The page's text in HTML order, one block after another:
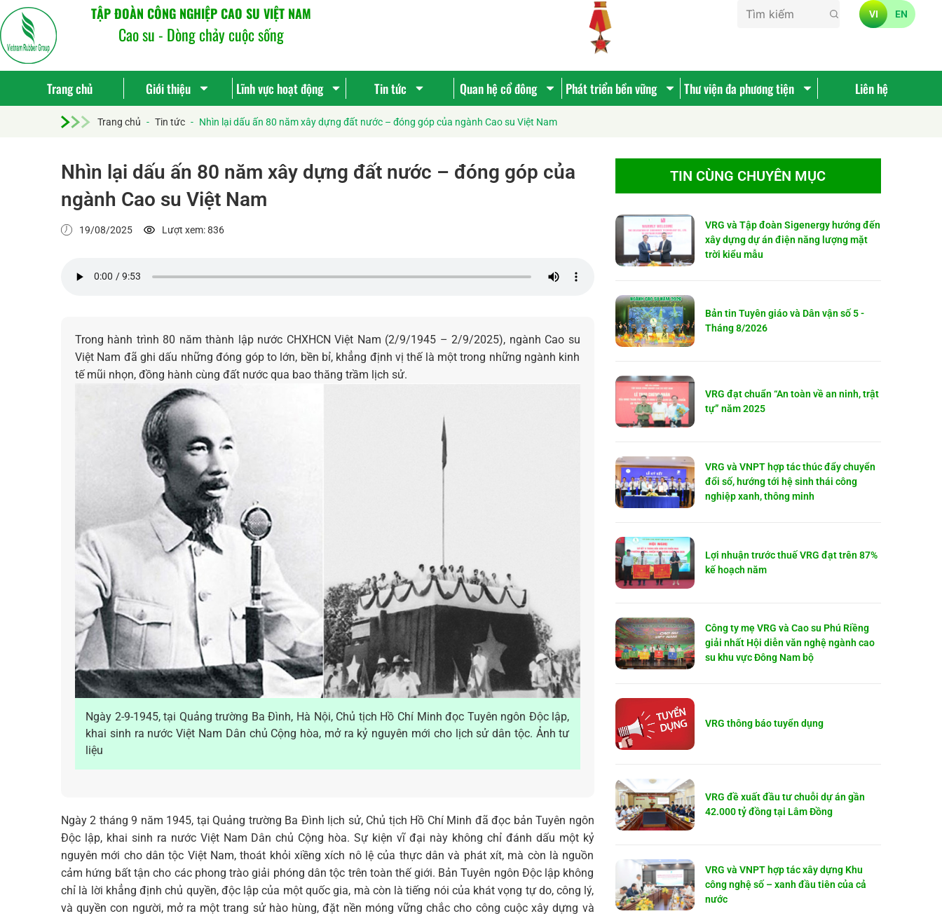
TẬP ĐOÀN CÔNG NGHIỆP CAO SU VIỆT NAM
Cao su - Dòng chảy cuộc sống
VI EN
Trang chủ Giới thiệu Lĩnh vực hoạt động Tin tức Quan hệ cổ đông Phát triển bền vững Thư viện đa phương tiện Liên hệ
Trang chủ - Tin tức - Nhìn lại dấu ấn 80 năm xây dựng đất nước – đóng góp của ngành Cao su Việt Nam
Nhìn lại dấu ấn 80 năm xây dựng đất nước – đóng góp của
ngành Cao su Việt Nam
19/08/2025 Lượt xem: 836
Trong hành trình 80 năm thành lập nước CHXHCN Việt Nam (2/9/1945 – 2/9/2025), ngành Cao su
Việt Nam đã ghi dấu những đóng góp to lớn, bền bỉ, khẳng định vị thế là một trong những ngành kinh
tế mũi nhọn, đồng hành cùng đất nước qua bao thăng trầm lịch sử.
Ngày 2-9-1945, tại Quảng trường Ba Đình, Hà Nội, Chủ tịch Hồ Chí Minh đọc Tuyên ngôn Độc lập,
khai sinh ra nước Việt Nam Dân chủ Cộng hòa, mở ra kỷ nguyên mới cho lịch sử dân tộc. Ảnh tư
liệu
Ngày 2 tháng 9 năm 1945, tại Quảng trường Ba Đình lịch sử, Chủ tịch Hồ Chí Minh đã đọc bản Tuyên ngôn
Độc lập, khai sinh ra nước Việt Nam Dân chủ Cộng hòa. Sự kiện vĩ đại này không chỉ đánh dấu một kỷ
nguyên mới cho dân tộc Việt Nam, thoát khỏi xiềng xích nô lệ của thực dân và phát xít, mà còn là nguồn
cảm hứng bất tận cho các phong trào giải phóng dân tộc trên toàn thế giới. Bản Tuyên ngôn Độc lập không
chỉ là lời khẳng định chủ quyền, độc lập của một quốc gia, mà còn là tiếng nói của khát vọng tự do, công lý,
và quyền con người, mở ra một trang sử hào hùng, đặt nền móng vững chắc cho công cuộc xây dựng và
TIN CÙNG CHUYÊN MỤC
VRG và Tập đoàn Sigenergy hướng đến
xây dựng dự án điện năng lượng mặt
trời kiểu mẫu
Bản tin Tuyên giáo và Dân vận số 5 -
Tháng 8/2026
VRG đạt chuẩn “An toàn về an ninh, trật
tự” năm 2025
VRG và VNPT hợp tác thúc đẩy chuyển
đổi số, hướng tới hệ sinh thái công
nghiệp xanh, thông minh
Lợi nhuận trước thuế VRG đạt trên 87%
kế hoạch năm
Công ty mẹ VRG và Cao su Phú Riềng
giải nhất Hội diễn văn nghệ ngành cao
su khu vực Đông Nam bộ
VRG thông báo tuyển dụng
VRG đề xuất đầu tư chuỗi dự án gần
42.000 tỷ đồng tại Lâm Đồng
VRG và VNPT hợp tác xây dựng Khu
công nghệ số – xanh đầu tiên của cả
nước